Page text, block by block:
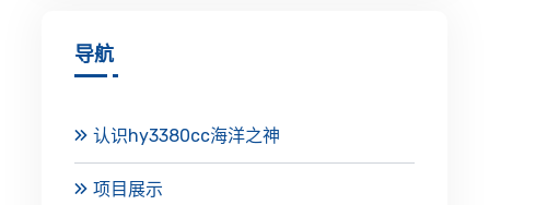
导航
认识hy3380cc海洋之神
项目展示